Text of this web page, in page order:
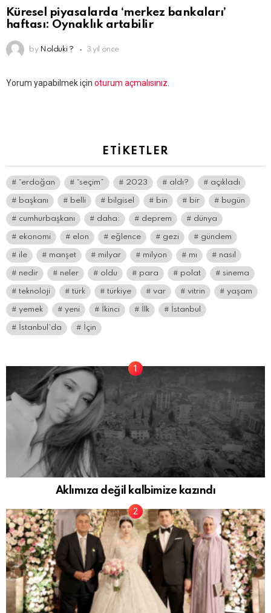
Küresel piyasalarda ‘merkez bankaları’
haftası: Oynaklık artabilir
by Nolduki ? 3 yıl önce
Bir
Yorum yapabilmek için oturum açmalısınız.
ETIKETLER
“erdoğan “seçim” 2023 aldı? açıkladı
başkanı belli bilgisel bin bir bugün
cumhurbaşkanı daha: deprem dünya
ekonomi elon eğlence gezi gündem
ile manşet milyar milyon mı nasıl
nedir neler oldu para polat sinema
teknoloji türk türkiye var vitrin yaşam
yemek yeni İkinci İlk İstanbul
İstanbul’da İçin
Aklımıza değil kalbimize kazındı